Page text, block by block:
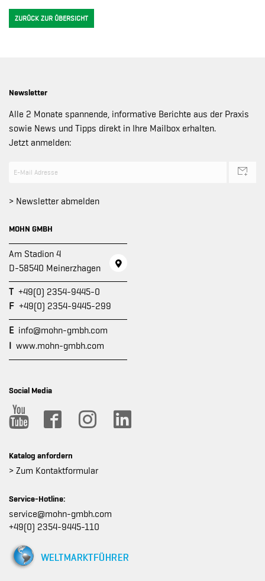
ZURÜCK ZUR ÜBERSICHT
Newsletter
Alle 2 Monate spannende, informative Berichte aus der Praxis
sowie News und Tipps direkt in Ihre Mailbox erhalten.
Jetzt anmelden:
> Newsletter abmelden
MOHN GMBH
Am Stadion 4
D-58540 Meinerzhagen
T +49(0) 2354-9445-0
F +49(0) 2354-9445-299
E info@mohn-gmbh.com
www.mohn-gmbh.com
Social Media
Katalog anfordern
> Zum Kontaktformular
Service-Hotline:
service@mohn-gmbh.com
+49(0) 2354-9445-110